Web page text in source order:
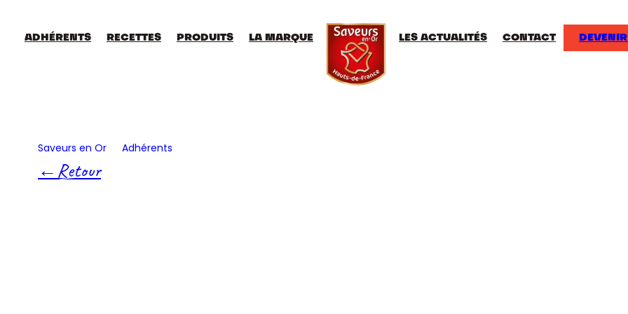
contenu
ADHÉRENTS RECETTES PRODUITS LA MARQUE LES ACTUALITÉS CONTACT
Saveurs en Or Adhérents
Retour